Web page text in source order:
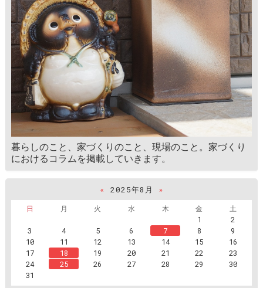
暮らしのこと、家づくりのこと、現場のこと。家づくり
におけるコラムを掲載していきます。
« 2025年8月
»
日
月 火 水 木 金
土
1
2
3
4 5 6 7 8
9
10
11 12 13 14 15
16
17
18 19 20 21 22
23
24
25 26 27 28 29
30
31